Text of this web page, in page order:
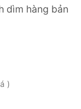
dìm hàng bản
)